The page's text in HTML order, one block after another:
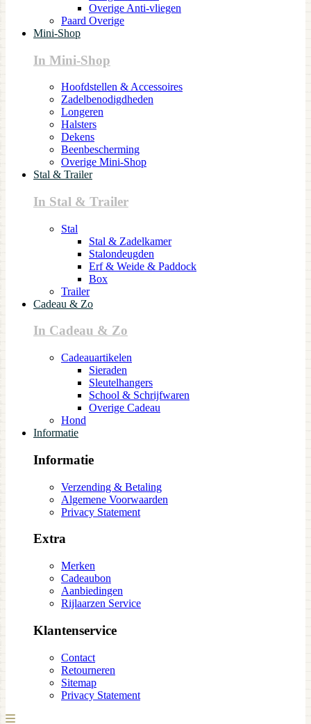
Overige Anti-vliegen
Paard Overige
Mini-Shop
In Mini-Shop
Hoofdstellen & Accessoires
Zadelbenodigdheden
Longeren
Halsters
Dekens
Beenbescherming
Overige Mini-Shop
Stal & Trailer
In Stal & Trailer
Stal
Stal & Zadelkamer
Stalondeugden
Erf & Weide & Paddock
Box
Trailer
Cadeau & Zo
In Cadeau & Zo
Cadeauartikelen
Sieraden
Sleutelhangers
School & Schrijfwaren
Overige Cadeau
Hond
Informatie
Informatie
Verzending & Betaling
Algemene Voorwaarden
Privacy Statement
Extra
Merken
Cadeaubon
Aanbiedingen
Rijlaarzen Service
Klantenservice
Contact
Retourneren
Sitemap
Privacy Statement